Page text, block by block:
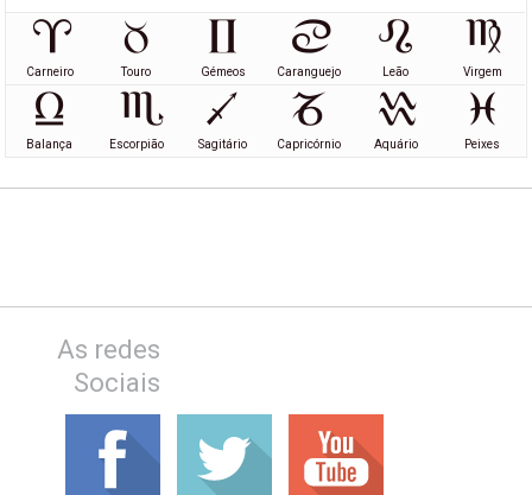
Carneiro Touro Gémeos Caranguejo Leão Virgem
Balança Escorpião Sagitário Capricórnio Aquário Peixes
As redes
Sociais